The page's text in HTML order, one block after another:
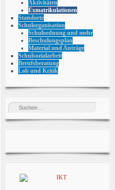
Aktivitäten
Exmatrikulationen
Standorte
Schulorganisation
Schulordnung und mehr
Beschulungsplan
Material und Anträge
Schulsozialarbeit
Berufsberatung
Lob und Kritik